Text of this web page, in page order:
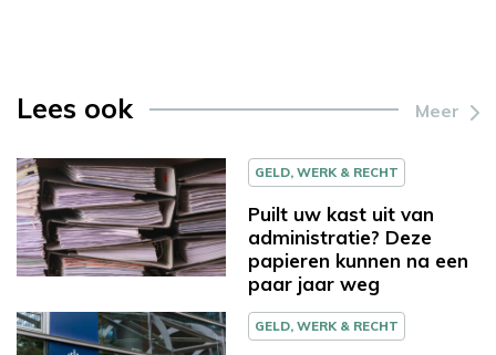
Lees ook Meer
GELD, WERK & RECHT
Puilt uw kast uit van
administratie? Deze
papieren kunnen na een
paar jaar weg
GELD, WERK & RECHT